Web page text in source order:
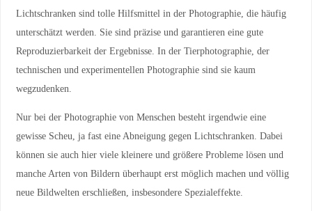
Lichtschranken sind tolle Hilfsmittel in der Photographie, die häufig
unterschätzt werden. Sie sind präzise und garantieren eine gute
Reproduzierbarkeit der Ergebnisse. In der Tierphotographie, der
technischen und experimentellen Photographie sind sie kaum
wegzudenken.
Nur bei der Photographie von Menschen besteht irgendwie eine
gewisse Scheu, ja fast eine Abneigung gegen Lichtschranken. Dabei
können sie auch hier viele kleinere und größere Probleme lösen und
manche Arten von Bildern überhaupt erst möglich machen und völlig
neue Bildwelten erschließen, insbesondere Spezialeffekte.